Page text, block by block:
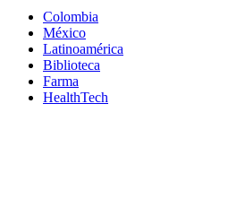
Colombia
México
Latinoamérica
Biblioteca
Farma
HealthTech